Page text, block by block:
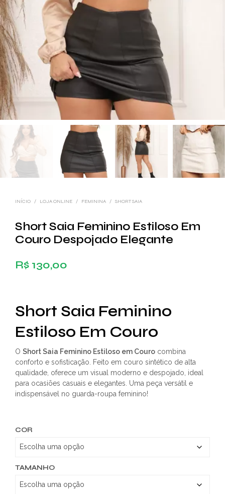
INÍCIO / LOJA ONLINE / FEMININA / SHORT SAIA
Short Saia Feminino Estiloso Em
Couro Despojado Elegante
R$ 130,00
Short Saia Feminino
Estiloso Em Couro
O Short Saia Feminino Estiloso em Couro combina
conforto e sofisticação. Feito em couro sintético de alta
qualidade, oferece um visual moderno e despojado, ideal
para ocasiões casuais e elegantes. Uma peça versátil e
indispensável no guarda-roupa feminino!
COR
TAMANHO